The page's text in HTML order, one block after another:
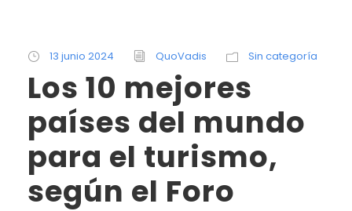
13 junio 2024 QuoVadis Sin categoría
Los 10 mejores
países del mundo
para el turismo,
según el Foro